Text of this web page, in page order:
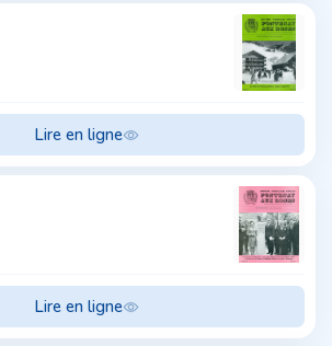
Lire en ligne
Lire en ligne